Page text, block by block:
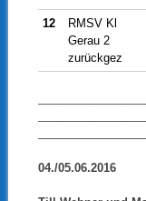
12
RMSV Kl
Gerau 2
zurückgez
04./05.06.2016